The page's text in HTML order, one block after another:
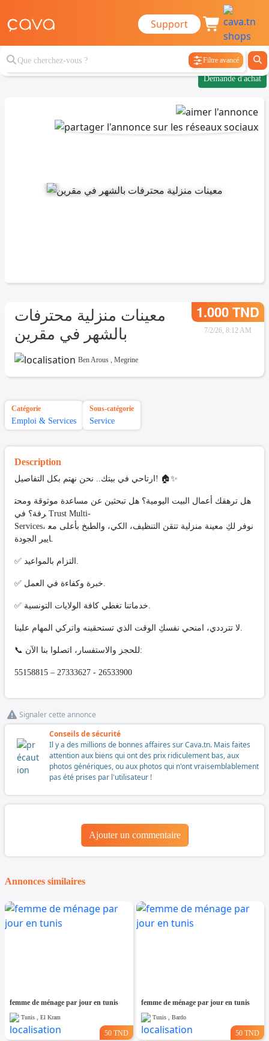
Support
Filtre avancé
Demande d'achat
معينات منزلية محترفات
بالشهر في مقرين
1.000 TND
7/2/26, 8:12 AM
Ben Arous , Megrine
Catégorie
Emploi & Services
Sous-catégorie
Service
Description
ارتاحي في بيتك.. نحن نهتم بكل التفاصيل! 🏠✨
هل ترهقك أعمال البيت اليومية؟ هل تبحثين عن مساعدة موثوقة ومحت
رفة؟ في Trust Multi-
Services، نوفر لكِ معينة منزلية تتقن التنظيف، الكي، والطبخ بأعلى مع
ايير الجودة.
📞 للحجز والاستفسار، اتصلوا بنا الآن:
55158815 – 27333627 - 26533900
Signaler cette annonce
Conseils de sécurité
Il y a des millions de bonnes affaires sur Cava.tn. Mais faites
attention aux biens qui ont des prix ridiculement bas, aux
photos génériques, ou aux photos qui n'ont vraisemblablement
pas été prises par l'utilisateur !
Ajouter un commentaire
Annonces similaires
femme de ménage par jour en tunis
Tunis , El Kram
50 TND
femme de ménage par jour en tunis
Tunis , Bardo
50 TND